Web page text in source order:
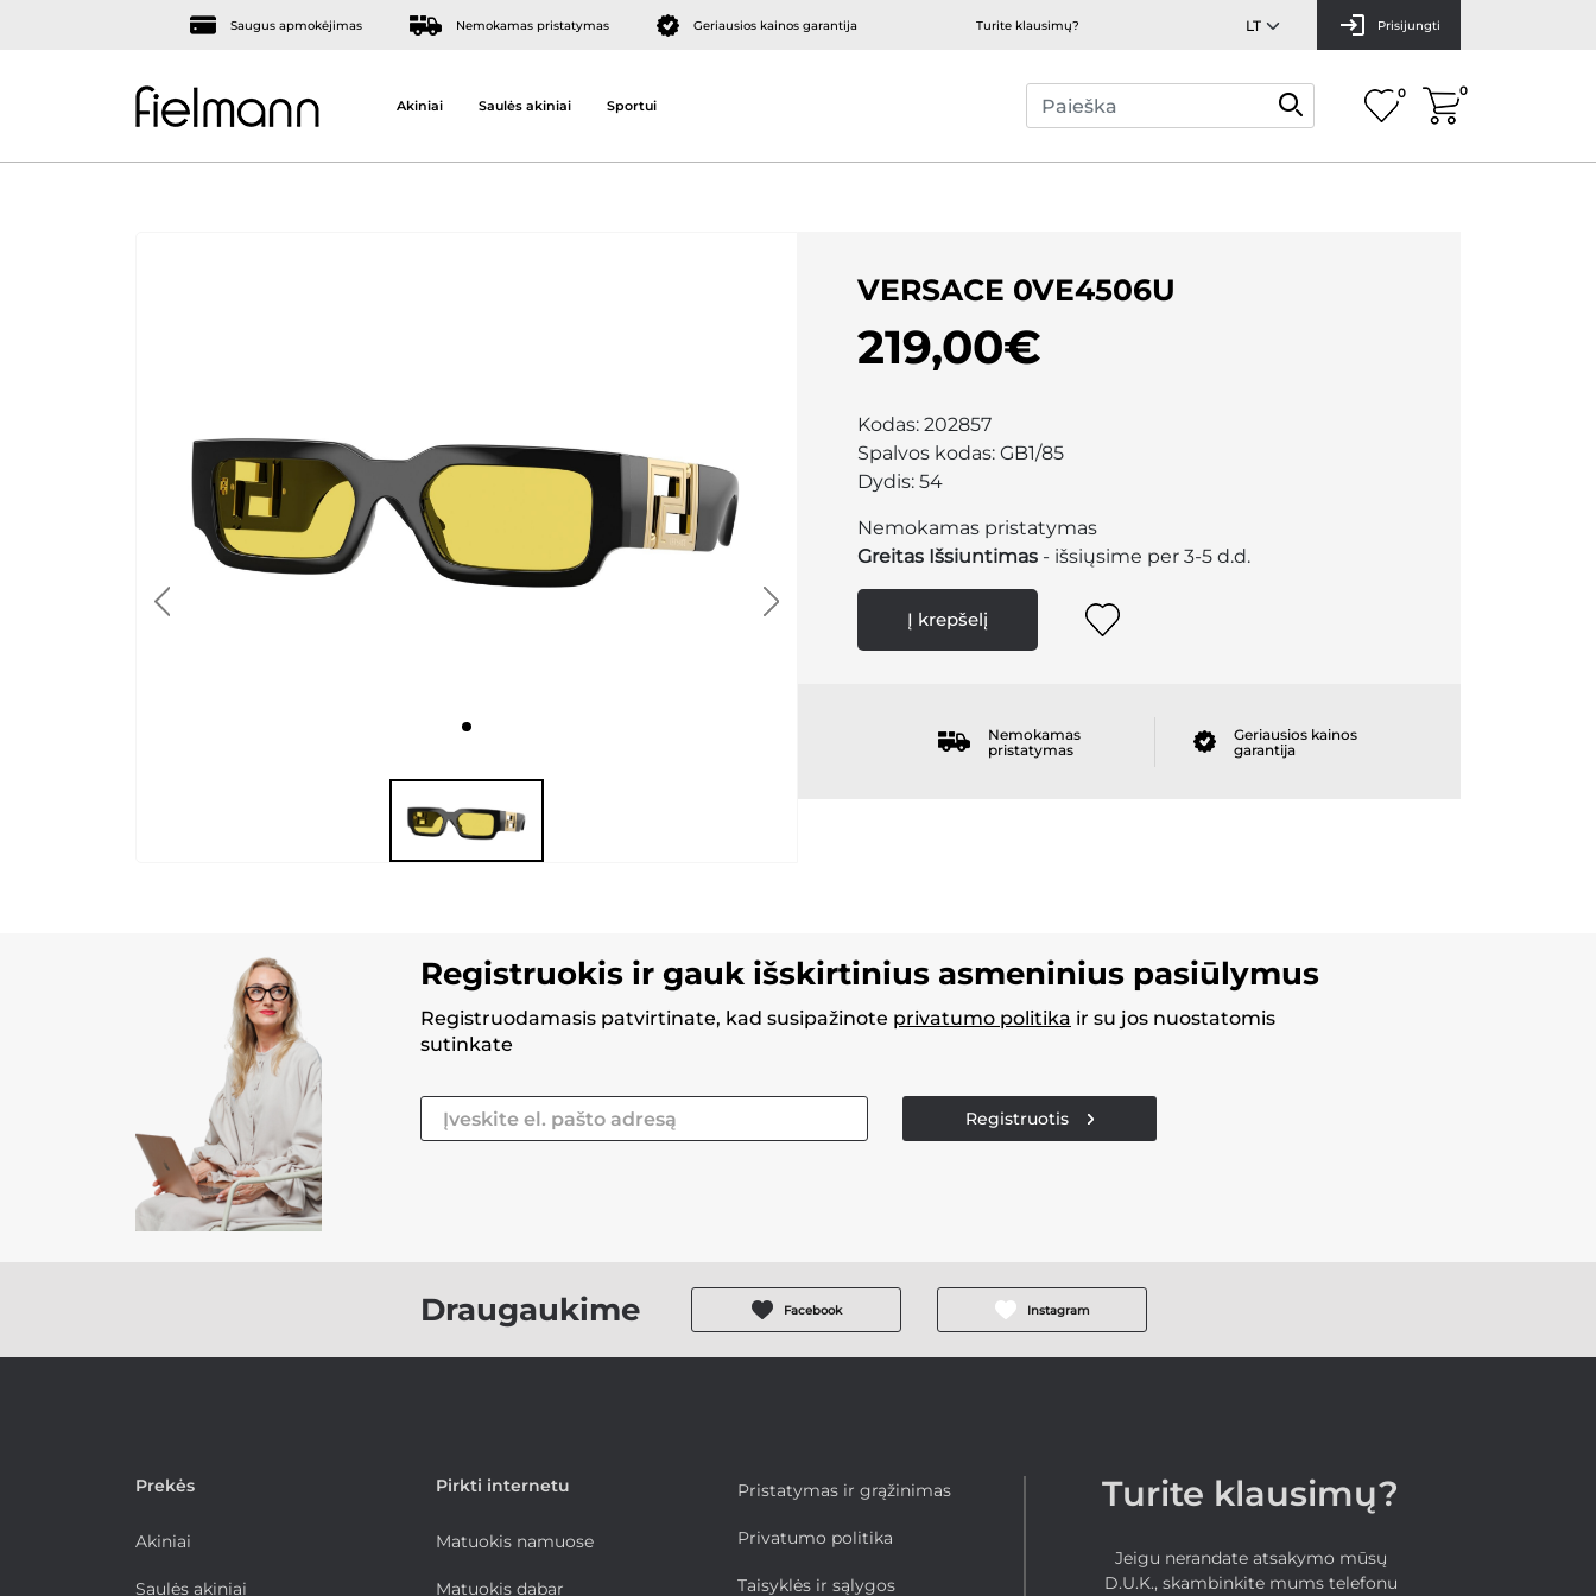
Saugus apmokėjimas Nemokamas pristatymas Geriausios kainos garantija Turite klausimų? Prisijungti
Akiniai Saulės akiniai Sportui
0 0
VERSACE 0VE4506U
219,00€
Kodas: 202857
Spalvos kodas: GB1/85
Dydis: 54
Nemokamas pristatymas
Greitas Išsiuntimas - išsiųsime per 3-5 d.d.
Į krepšelį
Nemokamas
pristatymas
Geriausios kainos
garantija
Registruokis ir gauk išskirtinius asmeninius pasiūlymus
Registruodamasis patvirtinate, kad susipažinote privatumo politika ir su jos nuostatomis
sutinkate
Registruotis
Draugaukime Facebook Instagram
Prekės
Akiniai
Saulės akiniai
Pirkti internetu
Matuokis namuose
Matuokis dabar
Pristatymas ir grąžinimas
Privatumo politika
Taisyklės ir sąlygos
Turite klausimų?
Jeigu nerandate atsakymo mūsų
D.U.K., skambinkite mums telefonu